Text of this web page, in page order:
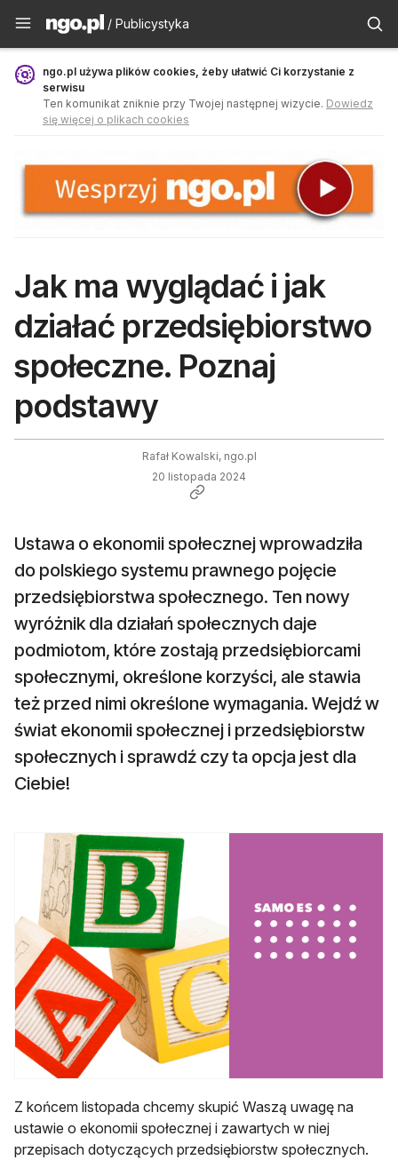
Publicystyka - ngo.pl
/ Publicystyka
ngo.pl używa plików cookies, żeby ułatwić Ci korzystanie z
serwisu
Ten komunikat zniknie przy Twojej następnej wizycie. Dowiedz
się więcej o plikach cookies
Jak ma wyglądać i jak
działać przedsiębiorstwo
społeczne. Poznaj
podstawy
Rafał Kowalski, ngo.pl
20 listopada 2024
Ustawa o ekonomii społecznej wprowadziła
do polskiego systemu prawnego pojęcie
przedsiębiorstwa społecznego. Ten nowy
wyróżnik dla działań społecznych daje
podmiotom, które zostają przedsiębiorcami
społecznymi, określone korzyści, ale stawia
też przed nimi określone wymagania. Wejdź w
świat ekonomii społecznej i przedsiębiorstw
społecznych i sprawdź czy ta opcja jest dla
Ciebie!
Z końcem listopada chcemy skupić Waszą uwagę na
ustawie o ekonomii społecznej i zawartych w niej
przepisach dotyczących przedsiębiorstw społecznych.